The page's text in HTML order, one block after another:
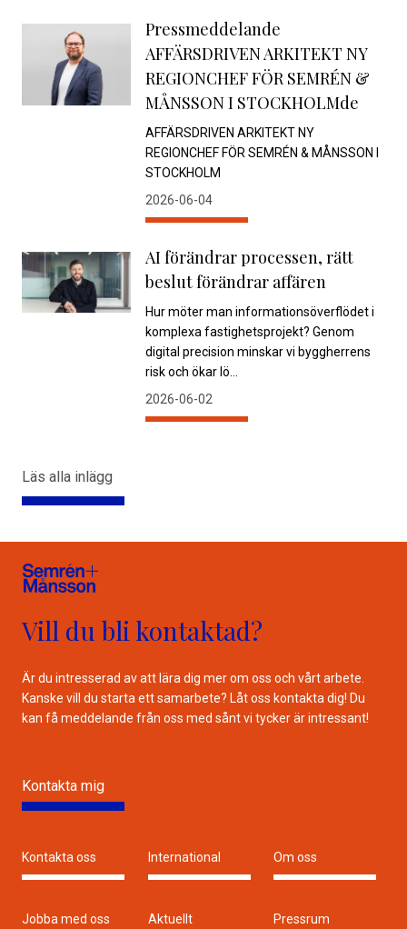
Pressmeddelande
AFFÄRSDRIVEN ARKITEKT NY
REGIONCHEF FÖR SEMRÉN &
MÅNSSON I STOCKHOLMde
AFFÄRSDRIVEN ARKITEKT NY
REGIONCHEF FÖR SEMRÉN & MÅNSSON I
STOCKHOLM
2026-06-04
AI förändrar processen, rätt
beslut förändrar affären
Hur möter man informationsöverflödet i
komplexa fastighetsprojekt? Genom
digital precision minskar vi byggherrens
risk och ökar lö...
2026-06-02
Läs alla inlägg
Vill du bli kontaktad?
Är du intresserad av att lära dig mer om oss och vårt arbete.
Kanske vill du starta ett samarbete? Låt oss kontakta dig! Du
kan få meddelande från oss med sånt vi tycker är intressant!
Kontakta mig
Kontakta oss International Om oss
Jobba med oss Aktuellt Pressrum